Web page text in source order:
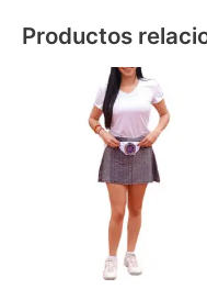
Productos